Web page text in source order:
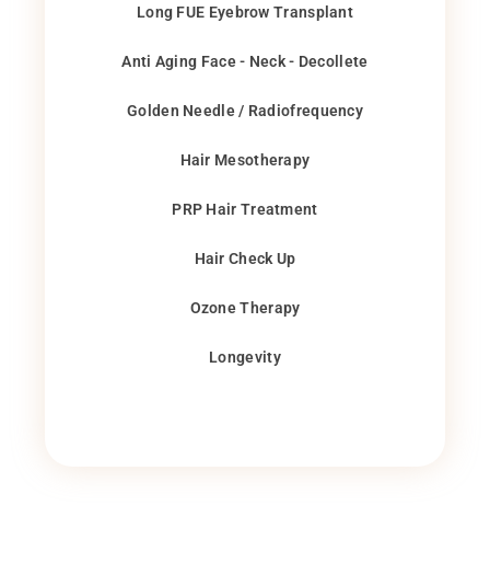
Long FUE Eyebrow Transplant
Anti Aging Face - Neck - Decollete
Golden Needle / Radiofrequency
Hair Mesotherapy
PRP Hair Treatment
Hair Check Up
Ozone Therapy
Longevity